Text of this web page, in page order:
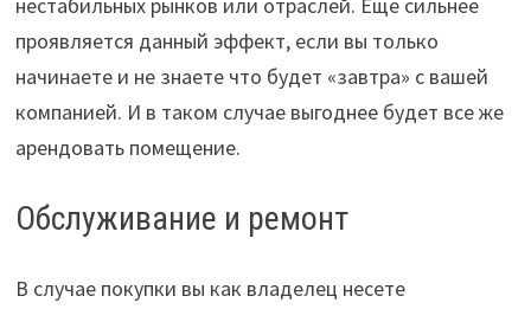
нестабильных рынков или отраслей. Еще сильнее
проявляется данный эффект, если вы только
начинаете и не знаете что будет «завтра» с вашей
компанией. И в таком случае выгоднее будет все же
арендовать помещение.
Обслуживание и ремонт
В случае покупки вы как владелец несете